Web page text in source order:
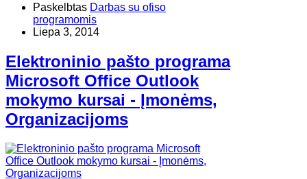
Paskelbtas Darbas su ofiso
programomis
Liepa 3, 2014
Elektroninio pašto programa
Microsoft Office Outlook
mokymo kursai - Įmonėms,
Organizacijoms